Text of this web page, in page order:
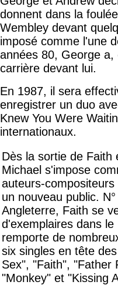
donnent dans la
Wembley devant
imposé comme l'une
années 80, George
carrière devant lui.
En 1987, il sera
enregistrer un duo
Knew You Were
internationaux.
Dès la sortie de Faith
Michael s'impose
auteurs-
un nouveau public.
Angleterre, Faith se
d'exemplaires dans
remporte de
six singles en tête
Sex", "Faith", "Father
"Monkey" et "Kissing